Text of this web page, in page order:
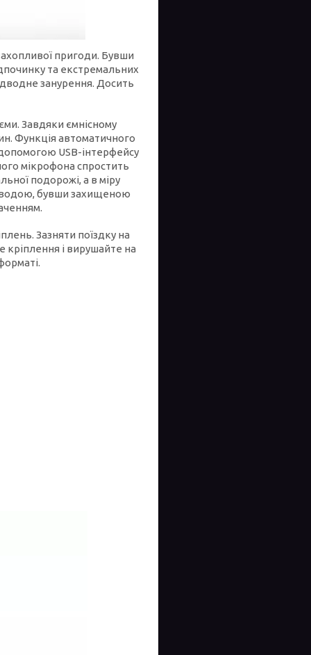
пригоди. Бувши
та екстремальних
занурення. Досить
Завдяки ємнісному
Функція автоматичного
USB-інтерфейсу
мікрофона спростить
подорожі, а в міру
водою, бувши захищеною
Зазняти поїздку на
кріплення і вирушайте на